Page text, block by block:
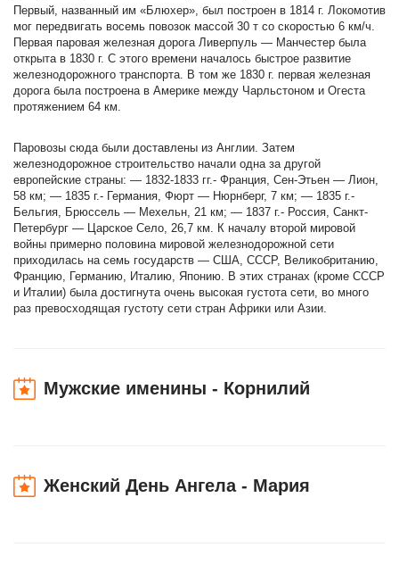
Первый, названный им «Блюхер», был построен в 1814 г. Локомотив
мог передвигать восемь повозок массой 30 т со скоростью 6 км/ч.
Первая паровая железная дорога Ливерпуль — Манчестер была
открыта в 1830 г. С этого времени началось быстрое развитие
железнодорожного транспорта. В том же 1830 г. первая железная
дорога была построена в Америке между Чарльстоном и Огеста
протяжением 64 км.
Паровозы сюда были доставлены из Англии. Затем
железнодорожное строительство начали одна за другой
европейские страны: — 1832-1833 гг.- Франция, Сен-Этьен — Лион,
58 км; — 1835 г.- Германия, Фюрт — Нюрнберг, 7 км; — 1835 г.-
Бельгия, Брюссель — Мехельн, 21 км; — 1837 г.- Россия, Санкт-
Петербург — Царское Село, 26,7 км. К началу второй мировой
войны примерно половина мировой железнодорожной сети
приходилась на семь государств — США, СССР, Великобританию,
Францию, Германию, Италию, Японию. В этих странах (кроме СССР
и Италии) была достигнута очень высокая густота сети, во много
раз превосходящая густоту сети стран Африки или Азии.
Мужские именины - Корнилий
Женский День Ангела - Мария